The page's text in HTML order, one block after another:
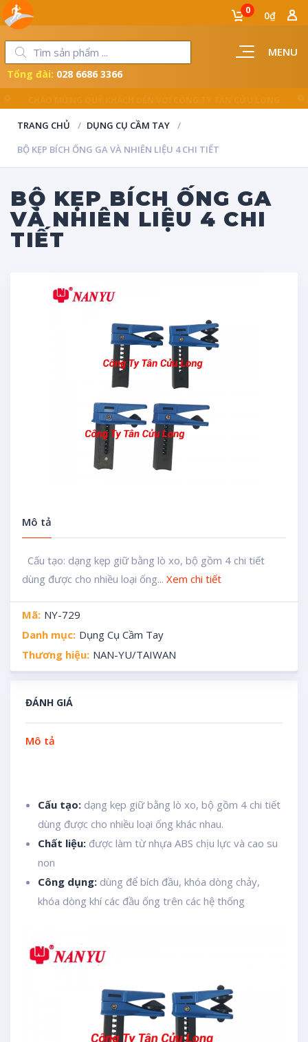
MENU
0 0₫
Tổng đài: 028 6686 3366
TRANG CHỦ
DỤNG CỤ CẦM TAY
BỘ KẸP BÍCH ỐNG GA VÀ NHIÊN LIỆU 4 CHI TIẾT
BỘ KẸP BÍCH ỐNG GA
VÀ NHIÊN LIỆU 4 CHI
TIẾT
Mô tả
Cấu tạo: dạng kẹp giữ bằng lò xo, bộ gồm 4 chi tiết
dùng được cho nhiều loại ống... Xem chi tiết
Mã: NY-729
Danh mục: Dụng Cụ Cầm Tay
Thương hiệu: NAN-YU/TAIWAN
ĐÁNH GIÁ
Mô tả
Cấu tạo: dạng kẹp giữ bằng lò xo, bộ gồm 4 chi tiết
dùng được cho nhiều loại ống khác nhau.
Chất liệu: được làm từ nhựa ABS chịu lực và cao su
non
Công dụng: dùng để bích đầu, khóa dòng chảy,
khóa dòng khí các đầu ống trên các hệ thống